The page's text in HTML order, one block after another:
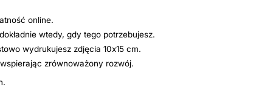
online.
wtedy, gdy tego potrzebujesz.
wydrukujesz zdjęcia 10x15 cm.
zrównoważony rozwój.